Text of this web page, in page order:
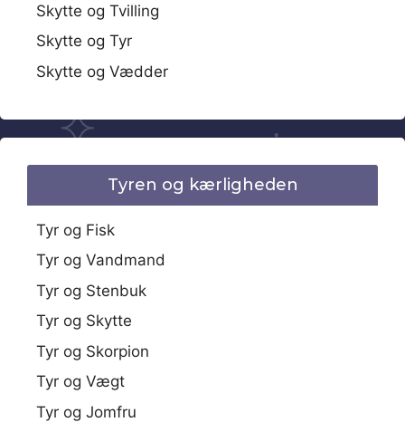
Skytte og Tvilling
Skytte og Tyr
Skytte og Vædder
Tyren og kærligheden
Tyr og Fisk
Tyr og Vandmand
Tyr og Stenbuk
Tyr og Skytte
Tyr og Skorpion
Tyr og Vægt
Tyr og Jomfru